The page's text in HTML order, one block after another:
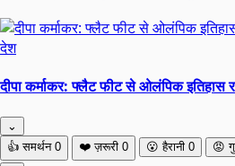
देश
दीपा कर्माकर: फ्लैट फीट से ओलंपिक
⌄
👍 समर्थन 0 ❤️ ज़रूरी 0 😮 हैरानी 0 😡